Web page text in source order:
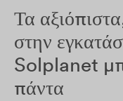
Τα
στην
Solplanet
πάντα